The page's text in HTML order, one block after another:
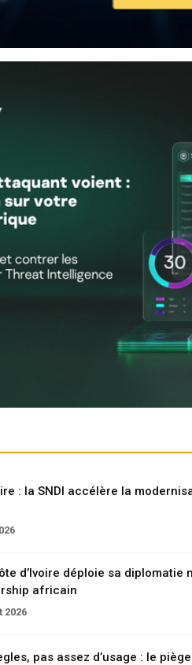
: la SNDI accélère la
d’Ivoire déploie sa
africain
2026
pas assez d’usage : le